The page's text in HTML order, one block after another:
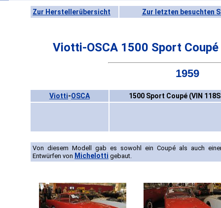
Zur Herstellerübersicht Zur letzten besuchten
Viotti-OSCA 1500 Sport
1959
Viotti-OSCA 1500 Sport Coupé (VIN
Von diesem Modell gab es sowohl ein Coupé als auch
Entwürfen von Michelotti gebaut.